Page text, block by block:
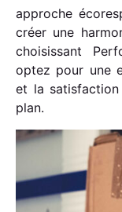
approche
créer une
choisissant
optez pour une
et la
plan.